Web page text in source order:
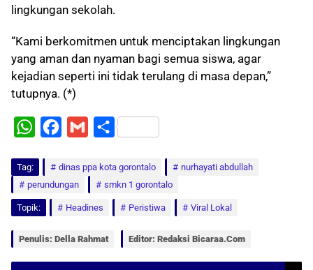
lingkungan sekolah.
“Kami berkomitmen untuk menciptakan lingkungan
yang aman dan nyaman bagi semua siswa, agar
kejadian seperti ini tidak terulang di masa depan,”
tutupnya. (*)
W
t
s
c
e
b
a
i
l
S
a
r
Tag: dinas ppa kota gorontalo
nurhayati abdullah
perundungan
smkn 1 gorontalo
Topik: Headines Peristiwa Viral Lokal
Penulis: Della Rahmat Editor: Redaksi Bicaraa.com